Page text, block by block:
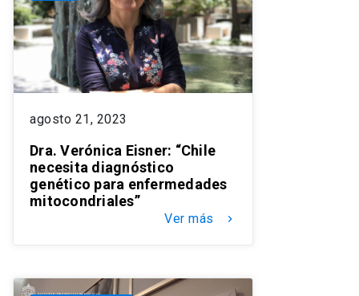
agosto 21, 2023
Dra. Verónica Eisner: “Chile
necesita diagnóstico
genético para enfermedades
mitocondriales”
Ver más keyboard_arrow_right